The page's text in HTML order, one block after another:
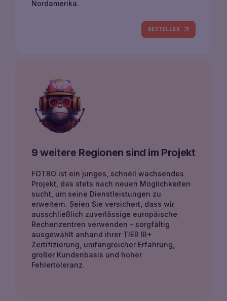
Nordamerika.
BESTELLEN
9 weitere Regionen sind im Projekt
FOTBO ist ein junges, schnell wachsendes
Projekt, das stets nach neuen Möglichkeiten
sucht, um seine Dienstleistungen zu
erweitern. Seien Sie versichert, dass wir
ausschließlich zuverlässige europäische
Rechenzentren verwenden – sorgfältig
ausgewählt anhand ihrer TIER III+
Zertifizierung, umfangreicher Erfahrung,
großer Kundenbasis und hoher
Fehlertoleranz.